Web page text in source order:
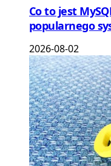
Co to jest
popularnego
2026-08-02